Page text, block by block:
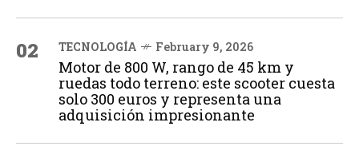
02 TECNOLOGÍA February 9, 2026
Motor de 800 W, rango de 45 km y
ruedas todo terreno: este scooter cuesta
solo 300 euros y representa una
adquisición impresionante